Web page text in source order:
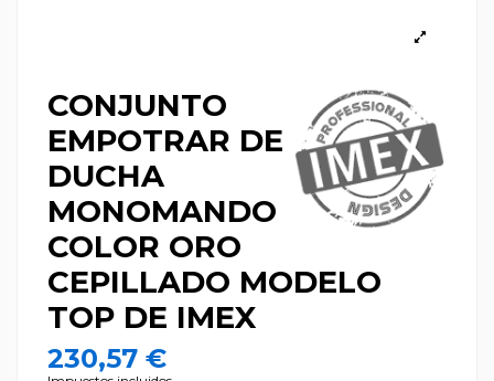
CONJUNTO
EMPOTRAR DE
DUCHA
MONOMANDO
COLOR ORO
CEPILLADO MODELO
TOP DE IMEX
230,57 €